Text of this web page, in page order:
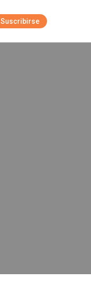
Suscribirse